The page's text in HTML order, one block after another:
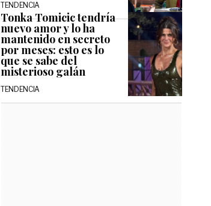
TENDENCIA
Tonka Tomicic tendría
nuevo amor y lo ha
mantenido en secreto
por meses: esto es lo
que se sabe del
misterioso galán
TENDENCIA